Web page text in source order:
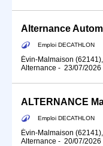
Emploi DECATHLON
Évin-Malmaison
Alternance - 23/07/2026
ALTERNANCE
Emploi DECATHLON
Évin-Malmaison
Alternance - 20/07/2026